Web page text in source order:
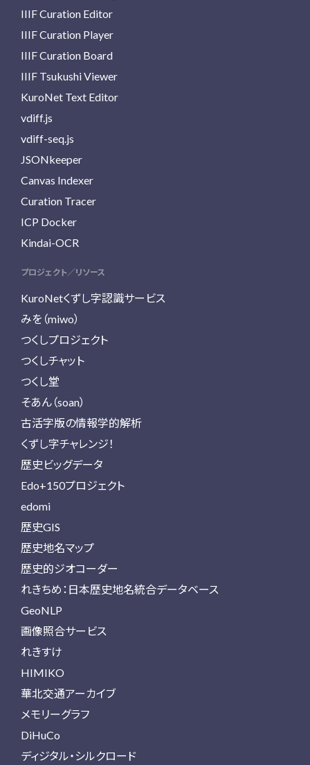
IIIF Curation Editor
IIIF Curation Player
IIIF Curation Board
IIIF Tsukushi Viewer
KuroNet Text Editor
vdiff.js
vdiff-seq.js
JSONkeeper
Canvas Indexer
Curation Tracer
ICP Docker
Kindai-OCR
プロジェクト／リソース
KuroNetくずし字認識サービス
みを（miwo）
つくしプロジェクト
つくしチャット
つくし堂
そあん（soan）
古活字版の情報学的解析
くずし字チャレンジ！
歴史ビッグデータ
Edo+150プロジェクト
edomi
歴史GIS
歴史地名マップ
歴史的ジオコーダー
れきちめ：日本歴史地名統合データベース
GeoNLP
画像照合サービス
れきすけ
HIMIKO
華北交通アーカイブ
メモリーグラフ
DiHuCo
ディジタル・シルクロード